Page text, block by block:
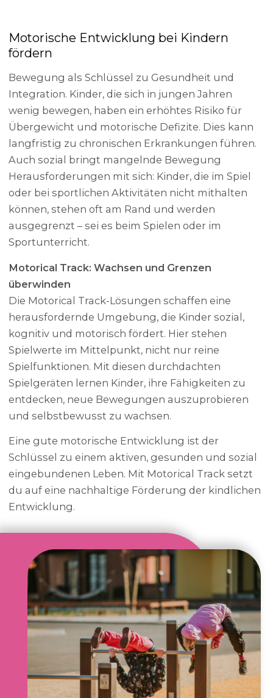
Motorische Entwicklung bei Kindern
fördern
Bewegung als Schlüssel zu Gesundheit und
Integration. Kinder, die sich in jungen Jahren
wenig bewegen, haben ein erhöhtes Risiko für
Übergewicht und motorische Defizite. Dies kann
langfristig zu chronischen Erkrankungen führen.
Auch sozial bringt mangelnde Bewegung
Herausforderungen mit sich: Kinder, die im Spiel
oder bei sportlichen Aktivitäten nicht mithalten
können, stehen oft am Rand und werden
ausgegrenzt – sei es beim Spielen oder im
Sportunterricht.
Motorical Track: Wachsen und Grenzen
überwinden
Die Motorical Track-Lösungen schaffen eine
herausfordernde Umgebung, die Kinder sozial,
kognitiv und motorisch fördert. Hier stehen
Spielwerte im Mittelpunkt, nicht nur reine
Spielfunktionen. Mit diesen durchdachten
Spielgeräten lernen Kinder, ihre Fähigkeiten zu
entdecken, neue Bewegungen auszuprobieren
und selbstbewusst zu wachsen.
Eine gute motorische Entwicklung ist der
Schlüssel zu einem aktiven, gesunden und sozial
eingebundenen Leben. Mit Motorical Track setzt
du auf eine nachhaltige Förderung der kindlichen
Entwicklung.